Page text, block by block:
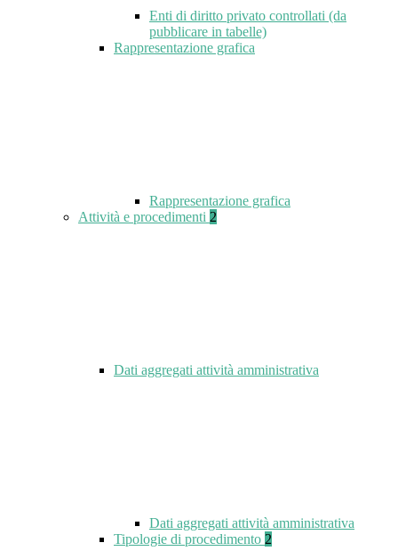
Enti di diritto privato controllati (da
pubblicare in tabelle)
Rappresentazione grafica
Rappresentazione grafica
Attività e procedimenti 2
Dati aggregati attività amministrativa
Dati aggregati attività amministrativa
Tipologie di procedimento 2